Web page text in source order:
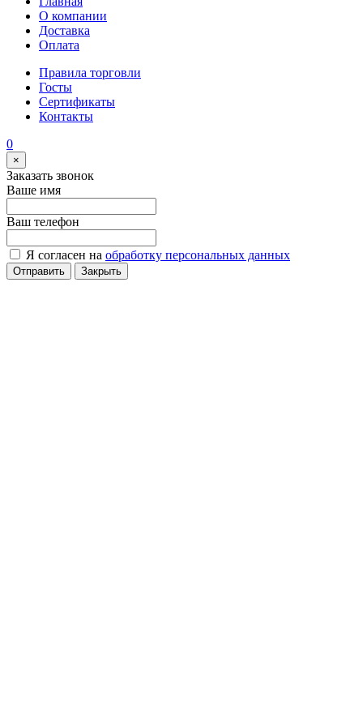
О компании
Доставка
Оплата
Правила торговли
Госты
Сертификаты
Контакты
0
×
Заказать звонок
Ваше имя
Ваш телефон
Я согласен на обработку персональных данных
Отправить Закрыть